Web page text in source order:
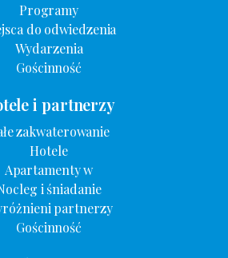
ZAKWATEROWANIA
Programy
do odwiedzenia
Wydarzenia
Gościnność
i partnerzy
zakwaterowanie
Hotele
Apartamenty w
i śniadanie
partnerzy
Gościnność